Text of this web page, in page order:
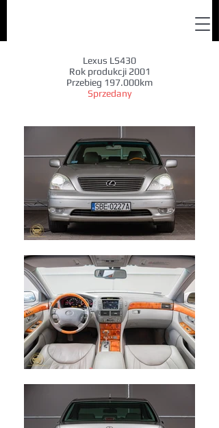
Lexus LS430
Rok produkcji 2001
Przebieg 197.000km
Sprzedany